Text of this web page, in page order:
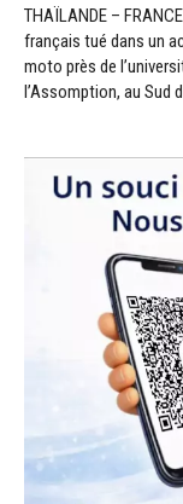
THAÏLANDE –
français tué dans un
moto près de
l’Assomption, au Sud